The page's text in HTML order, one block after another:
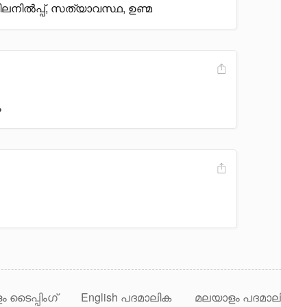
സത്യാവസ്ഥ, ഉണ്മ
ടൈപ്പിംഗ് English പദമാലിക മലയാളം